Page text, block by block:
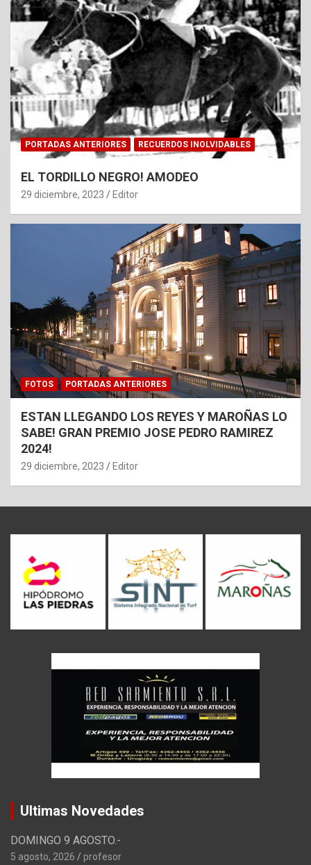
PORTADAS ANTERIORES RECUERDOS INOLVIDABLES
EL TORDILLO NEGRO! AMODEO
29 diciembre, 2023 Editor
FOTOS PORTADAS ANTERIORES
ESTAN LLEGANDO LOS REYES Y MAROÑAS LO
SABE! GRAN PREMIO JOSE PEDRO RAMIREZ
2024!
29 diciembre, 2023 Editor
Ultimas Novedades
DOMINGO 9 AGOSTO.-
5 agosto, 2026 profesor